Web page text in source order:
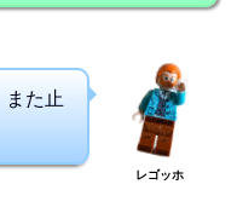
た止
レゴッホ